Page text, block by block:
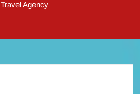
Travel Agency